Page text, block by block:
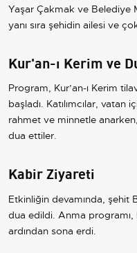
Yaşar Çakmak ve Belediye
yanı sıra şehidin ailesi ve
Kur'an-ı Kerim ve
Program, Kur’an-ı Kerim
başladı. Katılımcılar, vatan
rahmet ve minnetle
dua ettiler.
Kabir Ziyareti
Etkinliğin devamında, şehit
dua edildi. Anma
ardından sona erdi.